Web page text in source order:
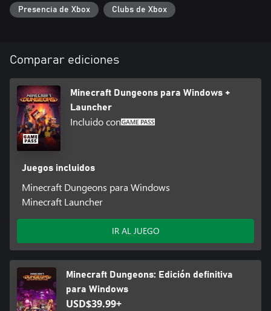
Presencia de Xbox Clubs de Xbox
Comparar ediciones
Minecraft Dungeons para Windows +
Launcher
Incluido con
Juegos incluidos
Minecraft Dungeons para Windows
Minecraft Launcher
IR AL JUEGO
Minecraft Dungeons: Edición definitiva
para Windows
USD$39.99+